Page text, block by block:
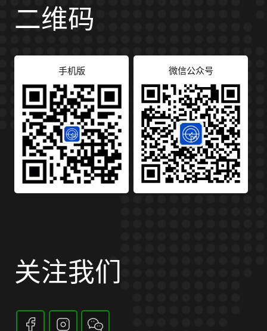
二维码
手机版 微信公众号
关注我们